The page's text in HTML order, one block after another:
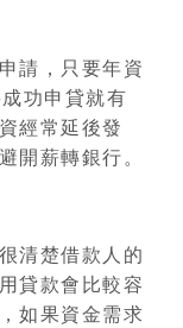
請，只要年資
功申貸就有
經常延後發
開薪轉銀行。
清楚借款人的
貸款會比較容
如果資金需求